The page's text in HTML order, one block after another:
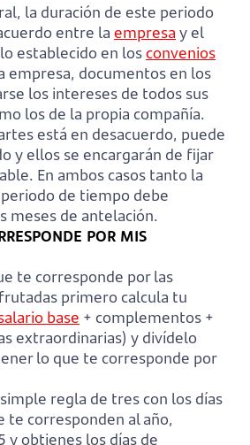
la duración de este periodo
entre la empresa y el
establecido en losconvenios
empresa, documentos en los
los intereses de todos sus
los de la propia compañía.
está en desacuerdo, puede
y ellos se encargarán de fijar
En ambos casos tanto la
de tiempo debe
meses de antelación.
POR MIS
te corresponde por las
primero calcula tu
base + complementos +
extraordinarias) y divídelo
lo que te corresponde por
regla de tres con los días
te corresponden al año,
y obtienes los días de